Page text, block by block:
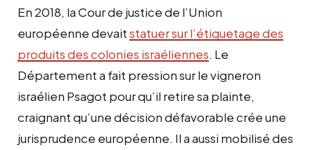
En 2018, la Cour de justice de l’Union
européenne devaitstatuer sur l’étiquetage des
produits des colonies israéliennes. Le
Département a fait pression sur le vigneron
israélien Psagot pour qu’il retire sa plainte,
craignant qu’une décision défavorable crée une
jurisprudence européenne. Il a aussi mobilisé des